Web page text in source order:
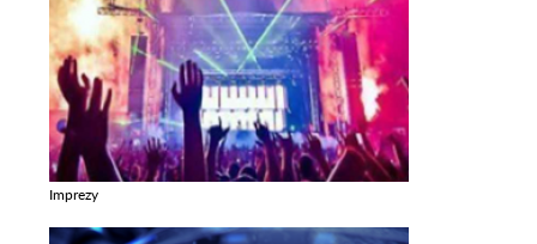
Imprezy